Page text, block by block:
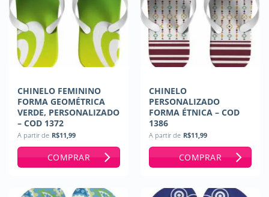
CHINELO FEMININO
FORMA GEOMÉTRICA
VERDE, PERSONALIZADO
– COD 1372
A partir de R$11,99
COMPRAR
CHINELO
PERSONALIZADO
FORMA ÉTNICA – COD
1386
A partir de R$11,99
COMPRAR